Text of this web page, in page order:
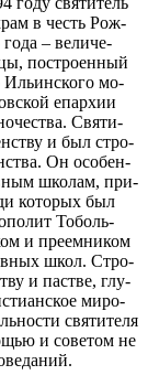
в честь Рож­
го­да – ве­ли­че­
по­стро­ен­ный
Ильин­ско­го мо­
епар­хии
Свя­ти­
и был стро­
Он осо­бен­
шко­лам, при­
ко­то­рых был
То­боль­
и пре­ем­ни­ком
школ. Стро­
и пастве, глу­
ми­ро­
свя­ти­те­ля
и со­ве­том не